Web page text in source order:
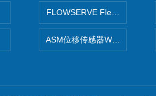
FLOWSERVE Flex Wedge闸
ASM位移传感器WS10-750